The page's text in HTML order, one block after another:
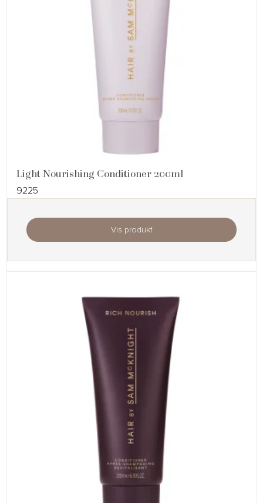
Light Nourishing Conditioner 200ml
9225
Vis produkt